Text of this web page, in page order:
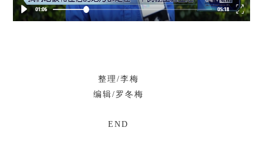
整理/李梅
编辑/罗冬梅
END